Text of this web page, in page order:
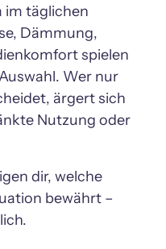
im täglichen
Dämmung,
spielen
Wer nur
ärgert sich
Nutzung oder
dir, welche
bewährt –